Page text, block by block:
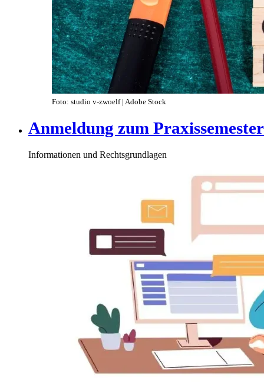
Foto: studio v-zwoelf | Adobe Stock
Anmeldung zum Praxissemester
Informationen und Rechtsgrundlagen